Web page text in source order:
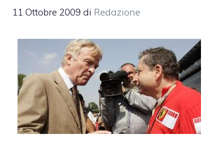
11 Ottobre 2009 di Redazione